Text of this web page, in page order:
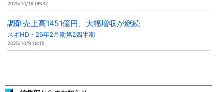
2025/10/16 09:32
調剤売上高1451億円、大幅増収が継続
スギHD・26年2月期第2四半期
2025/10/9 18:15